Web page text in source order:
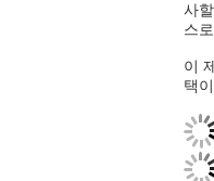
사
스
이
택